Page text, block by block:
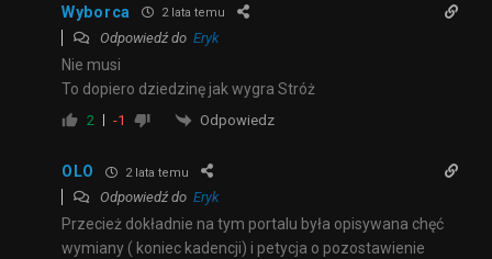
Wyborca 2 lata temu
Odpowiedź do Eryk
Nie musi
To dopiero dziedzinę jak wygra Stróż
2 -1 Odpowiedz
OLO 2 lata temu
Odpowiedź do Eryk
Przecież dokładnie na tym portalu była opisywana chęć
wymiany ( koniec kadencji) i petycja o pozostawienie